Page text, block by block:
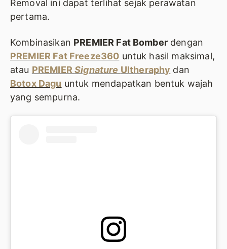
Removal ini dapat terlihat sejak perawatan
pertama.
Kombinasikan PREMIER Fat Bomberdengan
PREMIER Fat Freeze360 untuk hasil maksimal,
atau PREMIERSignature Ultheraphy dan
Botox Dagu untuk mendapatkan bentuk wajah
yang sempurna.